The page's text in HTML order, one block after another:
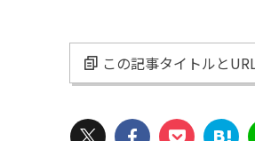
この記事タイトルと